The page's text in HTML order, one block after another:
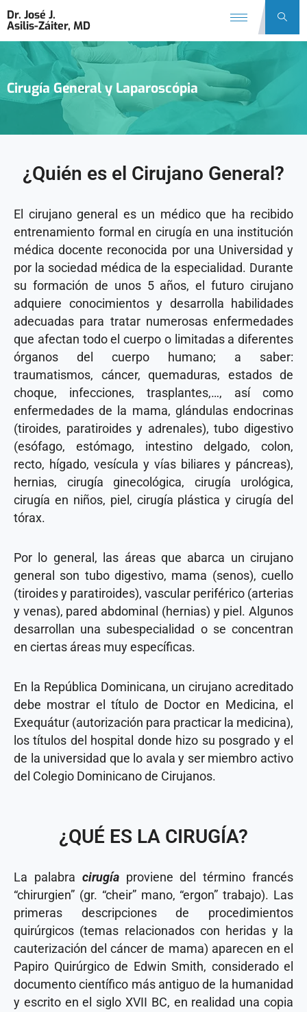
Dr. José J.
Asilis-Záiter, MD
Cirugía General y Laparoscópia
¿Quién es el Cirujano General?
El cirujano general es un médico que ha recibido
entrenamiento formal en cirugía en una institución
médica docente reconocida por una Universidad y
por la sociedad médica de la especialidad. Durante
su formación de unos 5 años, el futuro cirujano
adquiere conocimientos y desarrolla habilidades
adecuadas para tratar numerosas enfermedades
que afectan todo el cuerpo o limitadas a diferentes
órganos del cuerpo humano; a saber:
traumatismos, cáncer, quemaduras, estados de
choque, infecciones, trasplantes,…, así como
enfermedades de la mama, glándulas endocrinas
(tiroides, paratiroides y adrenales), tubo digestivo
(esófago, estómago, intestino delgado, colon,
recto, hígado, vesícula y vías biliares y páncreas),
hernias, cirugía ginecológica, cirugía urológica,
cirugía en niños, piel, cirugía plástica y cirugía del
tórax.
Por lo general, las áreas que abarca un cirujano
general son tubo digestivo, mama (senos), cuello
(tiroides y paratiroides), vascular periférico (arterias
y venas), pared abdominal (hernias) y piel. Algunos
desarrollan una subespecialidad o se concentran
en ciertas áreas muy específicas.
En la República Dominicana, un cirujano acreditado
debe mostrar el título de Doctor en Medicina, el
Exequátur (autorización para practicar la medicina),
los títulos del hospital donde hizo su posgrado y el
de la universidad que lo avala y ser miembro activo
del Colegio Dominicano de Cirujanos.
¿QUÉ ES LA CIRUGÍA?
La palabra cirugía proviene del término francés
“chirurgien” (gr. “cheir” mano, “ergon” trabajo). Las
primeras descripciones de procedimientos
quirúrgicos (temas relacionados con heridas y la
cauterización del cáncer de mama) aparecen en el
Papiro Quirúrgico de Edwin Smith, considerado el
documento científico más antiguo de la humanidad
y escrito en el siglo XVII BC, en realidad una copia